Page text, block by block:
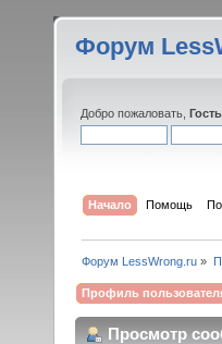
Форум
Добро пожаловать, Гость
Начало Помощь
Форум LessWrong.ru »
Профиль
Просмотр